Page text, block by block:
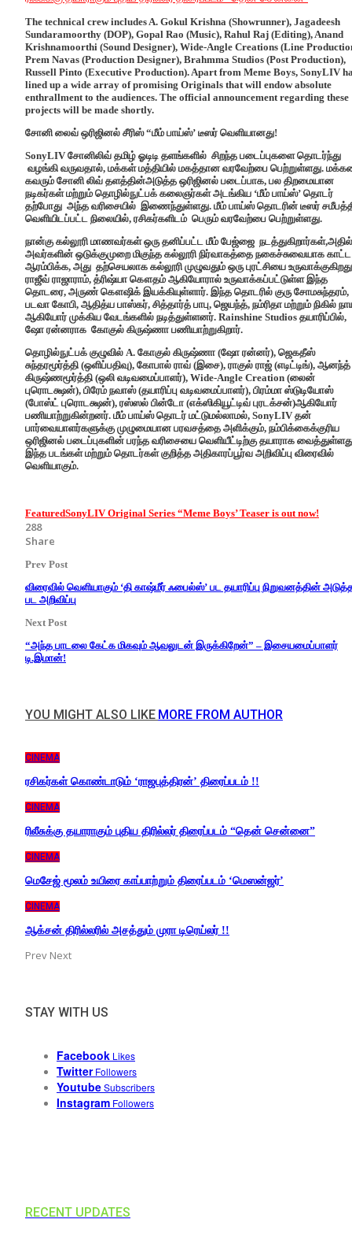
The technical crew includes A. Gokul Krishna (Showrunner), Jagadeesh
Sundaramoorthy (DOP), Gopal Rao (Music), Rahul Raj (Editing), Anand
Krishnamoorthi (Sound Designer), Wide-Angle Creations (Line
Prem Navas (Production Designer), Brahmma Studios (Post Production),
Russell Pinto (Executive Production). Apart from Meme Boys, SonyLIV
lined up a wide array of promising Originals that will endow absolute
enthrallment to the audiences. The official announcement regarding these
projects will be made shortly.
சோனி லைவ் ஒரிஜினல் சீரிஸ் “மீம் பாய்ஸ்’ டீஸர் வெளியானது!
SonyLIV சோனிலிவ் தமிழ் ஓடிடி தளங்களில் சிறந்த படைப்புகளை தொடர்ந்து
வழங்கி வருவதால், மக்கள் மத்தியில் மகத்தான வரவேற்பை பெற்றுள்ளது.
கவரும் சோனி லிவ் தளத்தின்அடுத்த ஒரிஜினல் படைப்பாக, பல திறமையான
நடிகர்கள் மற்றும் தொழில்நுட்பக் கலைஞர்கள் அடங்கிய ‘மீம் பாய்ஸ்’ தொடர்
தற்போது அந்த வரிசையில் இணைந்துள்ளது. மீம் பாய்ஸ் தொடரின் டீஸர்
வெளியிடப்பட்ட நிலையில், ரசிகர்களிடம் பெரும் வரவேற்பை பெற்றுள்ளது.
நான்கு கல்லூரி மாணவர்கள் ஒரு தனிப்பட்ட மீம் பேஜ்ஜை நடத்துகிறார்கள்,அதில்
அவர்களின் ஒடுக்குமுறை மிகுந்த கல்லூரி நிர்வாகத்தை நகைச்சுவையாக காட்ட
ஆரம்பிக்க, அது தற்செயலாக கல்லூரி முழுவதும் ஒரு புரட்சியை
ராஜீவ் ராஜாராம், த்ரிஷ்யா கௌதம் ஆகியோரால் உருவாக்கப்பட்டுள்ள இந்த
தொடரை, அருண் கௌஷிக் இயக்கியுள்ளார். இந்த தொடரில் குரு சோமசுந்தரம்,
படவா கோபி, ஆதித்ய பாஸ்கர், சித்தார்த் பாபு, ஜெயந்த், நம்ரிதா மற்றும் நிகில்
ஆகியோர் முக்கிய வேடங்களில் நடித்துள்ளனர். Rainshine Studios தயாரிப்பில்,
ஷோ ரன்னராக கோகுல் கிருஷ்ணா பணியாற்றுகிறார்.
தொழில்நுட்பக் குழுவில் A. கோகுல் கிருஷ்ணா (ஷோ ரன்னர்), ஜெகதீஸ்
சுந்தரமூர்த்தி (ஒளிப்பதிவு), கோபால் ராவ் (இசை), ராகுல் ராஜ் (எடிட்டிங்), ஆனந்த்
கிருஷ்ணமூர்த்தி (ஒலி வடிவமைப்பாளர்), Wide-Angle Creation (லைன்
புரொடக்ஷன்), பிரேம் நவாஸ் (தயாரிப்பு வடிவமைப்பாளர்), பிரம்மா ஸ்டுடியோஸ்
(போஸ்ட் புரொடக்ஷன்), ரஸ்ஸல் பின்டோ (எக்ஸிகியூட்டிவ் புரடக்சன்)ஆகியோர்
பணியாற்றுகின்றனர். மீம் பாய்ஸ் தொடர் மட்டுமல்லாமல், SonyLIV தன்
பார்வையாளர்களுக்கு முழுமையான பரவசத்தை அளிக்கும், நம்பிக்கைக்குரிய
ஒரிஜினல் படைப்புகளின் பரந்த வரிசையை வெளியீட்டிற்கு தயாராக
இந்த படங்கள் மற்றும் தொடர்கள் குறித்த அதிகாரப்பூர்வ அறிவிப்பு விரைவில்
வெளியாகும்.
FeaturedSonyLIV Original Series “Meme Boys’ Teaser is out now!
288
Share
Prev Post
விரைவில் வெளியாகும் ‘தி காஷ்மீர் ஃபைல்ஸ்’ பட தயாரிப்பு நிறுவனத்தின்
பட அறிவிப்பு
Next Post
“அந்த பாடலை கேட்க மிகவும் ஆவலுடன் இருக்கிறேன்” – இசையமைப்பாளர்
டி.இமான்!
YOU MIGHT ALSO LIKE MORE FROM AUTHOR
CINEMA
ரசிகர்கள் கொண்டாடும் ‘ராஜபுத்திரன்’ திரைப்படம் !!
CINEMA
ரிலீசுக்கு தயாராகும் புதிய திரில்லர் திரைப்படம் “தென் சென்னை”
CINEMA
மெசேஜ் மூலம் உயிரை காப்பாற்றும் திரைப்படம் ‘மெஸன்ஜர்’
CINEMA
ஆக்சன் திரில்லரில் அசத்தும் முரா டிரெய்லர் !!
Prev Next
STAY WITH US
Facebook Likes
Twitter Followers
YoutubeSubscribers
Instagram Followers
RECENT UPDATES